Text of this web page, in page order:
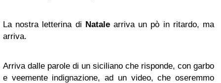
La nostra letterina di Natalearriva un pò in ritardo, ma
arriva.
Arriva dalle parole di un siciliano che risponde, con garbo
e veemente indignazione, ad un video, che oseremmo